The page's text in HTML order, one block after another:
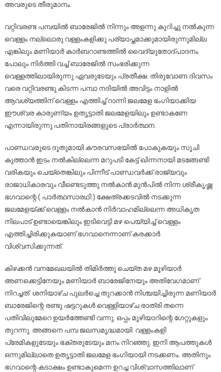
അവരുടെ തീരുമാനം.
വറ്റിവരണ്ട പമ്പയില്‍ ബാരേജില്‍ നിന്നും അളന്നു കുറിച്ചു നല്‍കുന്ന
വെള്ളം നല്ലൊരു വള്ളംകളിക്കു പര്യാപ്തമാക്കുമായിരുന്നുമില്ല
എങ്കിലും മണിയാര്‍ കാര്‍ബറാണ്ടത്തില്‍ വൈദ്യുതോദ്പാദനം
പോലും നിര്‍ത്തി വച്ച് ബാരേജില്‍ സംഭരിക്കുന്ന
വെള്ളത്തിലായിരുന്നു ഏവരുടേയും പ്രതീക്ഷ. തിരുവോണ ദിവസം
വരെ വറ്റിവരണ്ടു കിടന്ന പമ്പാ നദിയില്‍ അവിട്ടം നാളില്‍
ആവശ്യത്തിന് വെള്ളം എത്തിച്ച് റാന്നി ജലമേള ഭംഗിയാക്കിയ
ഈശ്വര കാരുണ്യം ഉതൃട്ടാതി ജലമേളയിലും ഉണ്ടാകണേ
എന്നായിരുന്നു പതിനായിരങ്ങളുടെ പ്രാര്‍ത്ഥന.
പാണ്ഡവരുടെ ദൂതുമായി കൗരവസഭയില്‍ പോകുകയും സൂചി
കുത്താന്‍ ഇടം നല്‍കില്ലെന്ന മറുപടി കേട്ട് ഖിന്നനായി മടങ്ങേണ്ടി
വരികയും ചെയ്‌തെങ്കിലും പിന്നീട് പാണ്ഡവര്‍ക്ക് രാജ്യവും
രാജാധികാരവും വീണ്ടെടുത്തു നല്‍കാന്‍ മുന്‍പില്‍ നിന്ന ശ്രീകൃഷ്ണ
ഭഗവാന്റെ ( പാര്‍ത്ഥസാരഥി ) ക്ഷേത്രക്കടവില്‍ നടക്കുന്ന
ജലമേളയ്ക്ക് വെള്ളം നല്‍കാന്‍ നിര്‍വാഹമില്ലെന്ന അധികൃത
നിലപാട് ഉണ്ടായെങ്കിലും ഇടിവെട്ടി മഴ പെയ്യിച്ച് വെള്ളം
എത്തിച്ചിരിക്കുകയാണ് ഭഗവാനെന്നാണ് കരക്കാര്‍
വിശ്വസിക്കുന്നത്.
കിഴക്കന്‍ വനമേഖലയില്‍ തിമിര്‍ത്തു ചെയ്ത മഴ മൂഴിയാര്‍
അണക്കെട്ടിനേയും മണിയാര്‍ ബാരേജിനേയും അതിവേഗമാണ്
നിറച്ചത്. ശനിയാഴ്ച പുലര്‍ച്ചെ തുറക്കാന്‍ നിശ്ചയിച്ചിരുന്ന മണിയാര്‍
ബാരേജിന്റെ രണ്ടു ഷട്ടറുകള്‍ വെള്ളിയാഴ്ച രാത്രി തന്നെ
പതിവിലുമേറെ ഉയര്‍ത്തേണ്ടി വന്നു. ഒപ്പം മൂഴിയാറിന്റെ ഗേറ്റുകളും
തുറന്നു. അങ്ങനെ പമ്പ ജലസമൃദ്ധമായി. വള്ളംകളി
പ്രേമികളുടേയും ഭക്തരുടേയും മനം നിറഞ്ഞു. ഇനി ആപത്തുകള്‍
ഒന്നുമില്ലാതെ ഉതൃട്ടാതി ജലമേള ഭംഗിയായി നടക്കണം. അതിനും
ഭഗവാന്റെ കടാക്ഷം ഉണ്ടാകുമെന്ന ഉറച്ച വിശ്വാസത്തിലാണ്